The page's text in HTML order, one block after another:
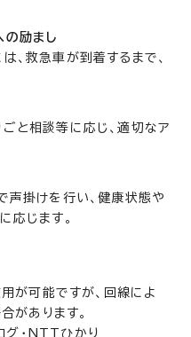
励まし
、救急車が到着するまで、
と相談等に応じ、適切なア
声掛けを行い、健康状態や
応じます。
が可能ですが、回線によ
があります。
・NTTひかり